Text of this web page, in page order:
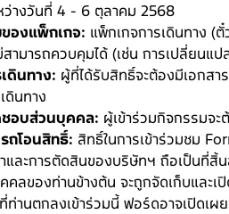
ว่างวันที่ 4 - 6 ตุลาคม 2568
องแพ็กเกจ: แพ็กเกจการเดินทาง (
ามารถควบคุมได้ (เช่น การเปลี่ยนแป
ดินทาง: ผู้ที่ได้รับสิทธิ์จะต้องมีเอกสา
ดินทาง
อบส่วนบุคคล: ผู้เข้าร่วมกิจกรรมจ
ถโอนสิทธิ์: สิทธิ์ในการเข้าร่วมชม
และการตัดสินของบริษัทฯ ถือเป็นที่สิ้
ลของท่านข้างต้น จะถูกจัดเก็บและเ
านตกลงเข้าร่วมนี้ ฟอร์ดอาจเปิดเ